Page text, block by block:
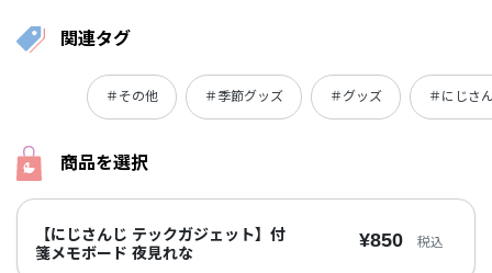
関連タグ
＃その他 ＃季節グッズ ＃グッズ ＃にじさ
商品を選択
【にじさんじ テックガジェット】付
箋メモボード 夜見れな
¥850 税込